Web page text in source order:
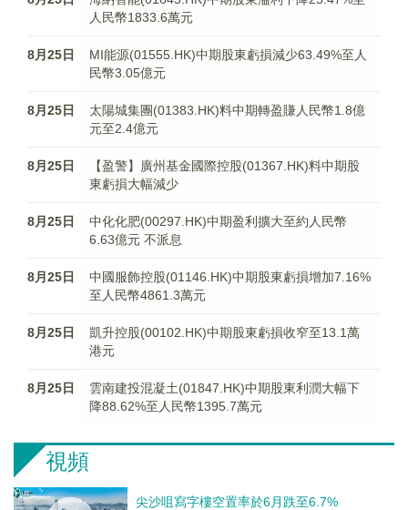
人民幣1833.6萬元
8月25日
MI能源(01555.HK)中期股東虧損減少63.49%至人
民幣3.05億元
8月25日
太陽城集團(01383.HK)料中期轉盈賺人民幣1.8億
元至2.4億元
8月25日
【盈警】廣州基金國際控股(01367.HK)料中期股
東虧損大幅減少
8月25日
中化化肥(00297.HK)中期盈利擴大至約人民幣
6.63億元 不派息
8月25日
中國服飾控股(01146.HK)中期股東虧損增加7.16%
至人民幣4861.3萬元
8月25日
凱升控股(00102.HK)中期股東虧損收窄至13.1萬
港元
8月25日
雲南建投混凝土(01847.HK)中期股東利潤大幅下
降88.62%至人民幣1395.7萬元
視頻
尖沙咀寫字樓空置率於6月跌至6.7%